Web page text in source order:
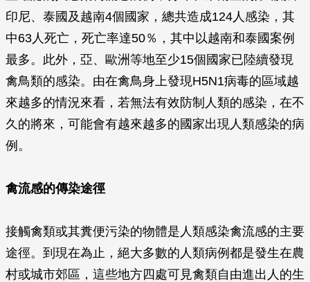
印尼、泰國及越南4個國家，總共造成124人感染，其
中63人死亡，死亡率達50％，其中以越南和泰國案例
最多。此外，亞、歐洲等地至少15個國家已陸續發現
禽鳥類的感染。由在禽鳥身上發現H5N1病毒的區域越
來越多的情況來看，若無法有效防制人類的感染，在不
久的將來，可能會有越來越多的國家出現人類感染的病
例。
禽流感的傳染途徑
接觸禽類或其糞便污染的物體是人類感染禽流感的主要
途徑。到現在為止，絕大多數的人類病例都是發生在農
村或城市郊區，這些地方四處可見禽類自由進出人的生